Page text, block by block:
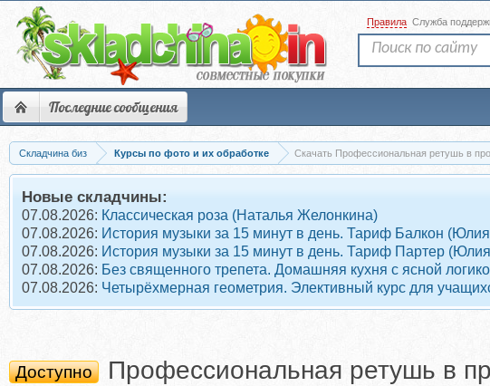
Последние сообщения
Правила Служба
Складчина биз Курсы по фото и их обработке Скачать Профессиональная ретушь в
Новые складчины:
07.08.2026: Классическая роза (Наталья Желонкина)
07.08.2026: История музыки за 15 минут в день. Тариф Балкон
07.08.2026: История музыки за 15 минут в день. Тариф Партер
07.08.2026: Без священного трепета. Домашняя кухня с ясной
07.08.2026: Четырёхмерная геометрия. Элективный курс для
Доступно
Профессиональная ретушь в